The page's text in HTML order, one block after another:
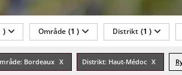
) Område (1 ) Distrikt (1 )
% Årgang Sødmegrad
Bordeaux Distrikt: Haut-Médoc